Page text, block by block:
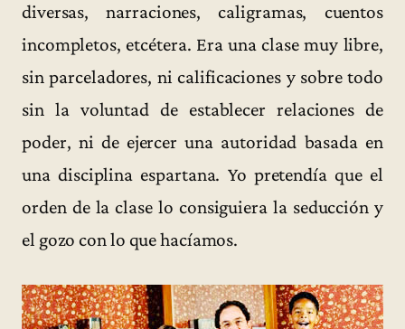
diversas, narraciones, caligramas, cuentos
incompletos, etcétera. Era una clase muy libre,
sin parceladores, ni calificaciones y sobre todo
sin la voluntad de establecer relaciones de
poder, ni de ejercer una autoridad basada en
una disciplina espartana. Yo pretendía que el
orden de la clase lo consiguiera la seducción y
el gozo con lo que hacíamos.